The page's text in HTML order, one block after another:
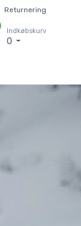
Returnering
Indkøbskurv
0